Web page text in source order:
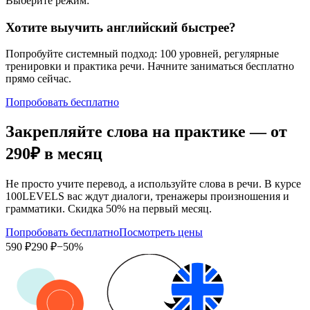
Хотите выучить английский быстрее?
Попробуйте системный подход: 100 уровней, регулярные
тренировки и практика речи. Начните заниматься бесплатно
прямо сейчас.
Попробовать бесплатно
Закрепляйте слова на практике — от
290₽ в месяц
Не просто учите перевод, а используйте слова в речи. В курсе
100LEVELS вас ждут диалоги, тренажеры произношения и
грамматики. Скидка 50% на первый месяц.
Попробовать бесплатноПосмотреть цены
590 ₽290 ₽−50%